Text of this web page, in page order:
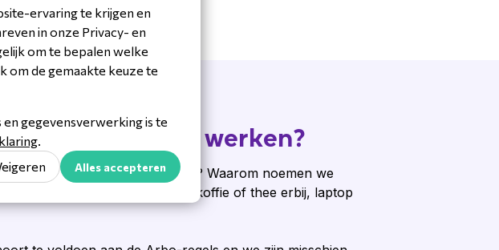
hybride werken?
we ons nog steeds vaak af? Waarom noemen we
van je stoel aanschuiven, kopje koffie of thee erbij, laptop
ervaring te krijgen en
in onze Privacy- en
om te bepalen welke
om de gemaakte keuze te
gegevensverwerking is te
.
Alles accepteren